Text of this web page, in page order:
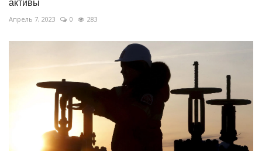
активы
Апрель 7, 2023 0 283